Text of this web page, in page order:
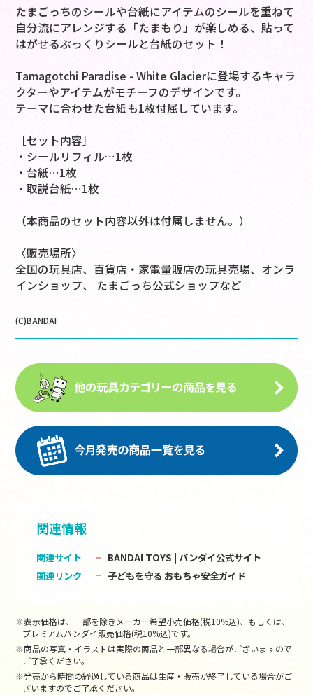
たまごっちのシールや台紙にアイテムのシールを重ねて
自分流にアレンジする「たまもり」が楽しめる、貼って
はがせるぷっくりシールと台紙のセット！
Tamagotchi Paradise - White Glacierに登場するキャラ
クターやアイテムがモチーフのデザインです。
テーマに合わせた台紙も1枚付属しています。
［セット内容］
・シールリフィル…1枚
・台紙…1枚
・取説台紙…1枚
（本商品のセット内容以外は付属しません。）
〈販売場所〉
全国の玩具店、百貨店・家電量販店の玩具売場、オンラ
インショップ、 たまごっち公式ショップなど
(C)BANDAI
関連情報
関連サイト
BANDAI TOYS | バンダイ公式サイト
関連リンク
子どもを守る おもちゃ安全ガイド
※表示価格は、一部を除きメーカー希望小売価格(税10%込)、もしくは、
プレミアムバンダイ販売価格(税10%込)です。
※商品の写真・イラストは実際の商品と一部異なる場合がございますので
ご了承ください。
※発売から時間の経過している商品は生産・販売が終了している場合がご
ざいますのでご了承ください。